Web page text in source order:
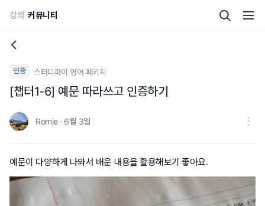
강의 커뮤니티
인증 스터디파이 영어 패키지
[챕터1-6] 예문 따라쓰고 인증하기
Romie · 6월 3일
예문이 다양하게 나와서 배운 내용을 활용해보기 좋아요.